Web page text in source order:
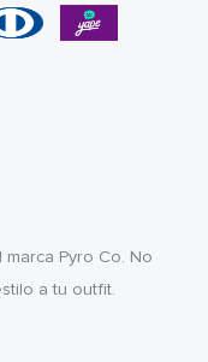
Pyro Co. No
a tu outfit.